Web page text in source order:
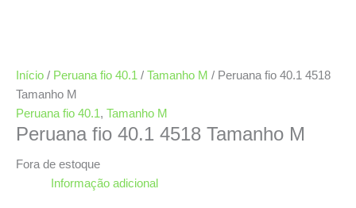
Início / Peruana fio 40.1 / Tamanho M / Peruana fio 40.1 4518
Tamanho M
Peruana fio 40.1 , Tamanho M
Peruana fio 40.1 4518 Tamanho M
Fora de estoque
Informação adicional